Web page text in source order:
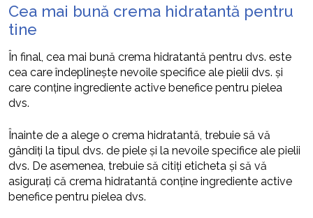
Cea mai bună crema hidratantă pentru
tine
În final, cea mai bună crema hidratantă pentru dvs. este
cea care îndeplinește nevoile specifice ale pielii dvs. și
care conține ingrediente active benefice pentru pielea
dvs.
Înainte de a alege o crema hidratantă, trebuie să vă
gândiți la tipul dvs. de piele și la nevoile specifice ale pielii
dvs. De asemenea, trebuie să citiți eticheta și să vă
asigurați că crema hidratantă conține ingrediente active
benefice pentru pielea dvs.